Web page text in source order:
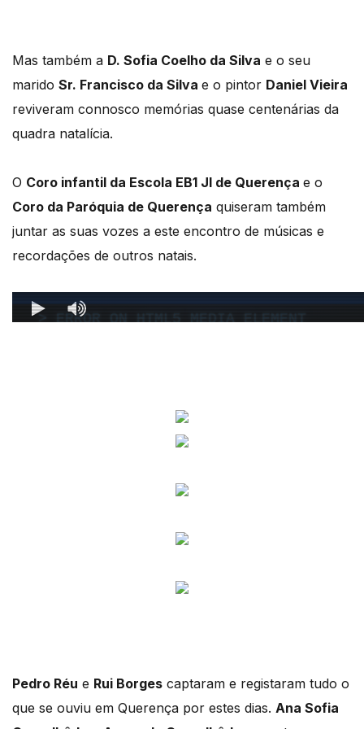
Mas também a D. Sofia Coelho da Silva e o seu
marido Sr. Francisco da Silva e o pintor Daniel Vieira
reviveram connosco memórias quase centenárias da
quadra natalícia.
O Coro infantil da Escola EB1 JI de Querença e o
Coro da Paróquia de Querença quiseram também
juntar as suas vozes a este encontro de músicas e
recordações de outros natais.
Pedro Réu e Rui Borges captaram e registaram tudo o
que se ouviu em Querença por estes dias. Ana Sofia